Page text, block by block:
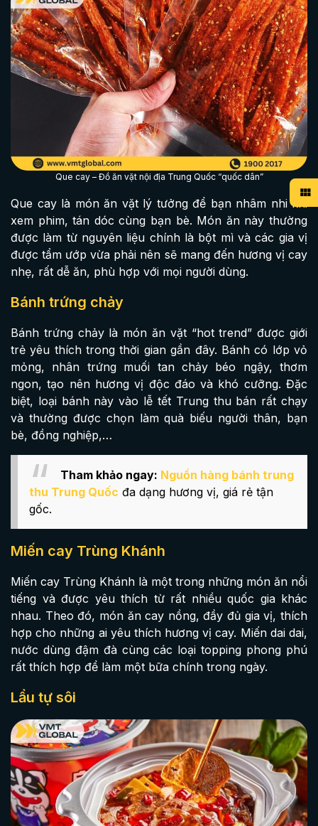
Que cay – Đồ ăn vặt nội địa Trung Quốc “quốc dân”
Que cay là món ăn vặt lý tưởng để bạn nhâm nhi khi
xem phim, tán dóc cùng bạn bè. Món ăn này thường
được làm từ nguyên liệu chính là bột mì và các gia vị
được tẩm ướp vừa phải nên sẽ mang đến hương vị cay
nhẹ, rất dễ ăn, phù hợp với mọi người dùng.
Bánh trứng chảy
Bánh trứng chảy là món ăn vặt “hot trend” được giới
trẻ yêu thích trong thời gian gần đây. Bánh có lớp vỏ
mỏng, nhân trứng muối tan chảy béo ngậy, thơm
ngon, tạo nên hương vị độc đáo và khó cưỡng. Đặc
biệt, loại bánh này vào lễ tết Trung thu bán rất chạy
và thường được chọn làm quà biếu người thân, bạn
bè, đồng nghiệp,…
Tham khảo ngay: Nguồn hàng bánh trung
thu Trung Quốc đa dạng hương vị, giá rẻ tận
gốc.
Miến cay Trùng Khánh
Miến cay Trùng Khánh là một trong những món ăn nổi
tiếng và được yêu thích từ rất nhiều quốc gia khác
nhau. Theo đó, món ăn cay nồng, đầy đủ gia vị, thích
hợp cho những ai yêu thích hương vị cay. Miến dai dai,
nước dùng đậm đà cùng các loại topping phong phú
rất thích hợp để làm một bữa chính trong ngày.
Lẩu tự sôi